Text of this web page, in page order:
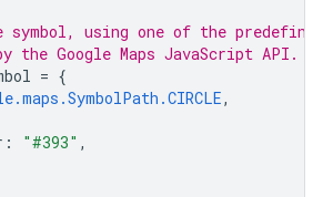
using one of the
the Google Maps JavaScript API.
= {
,
: "#393" ,